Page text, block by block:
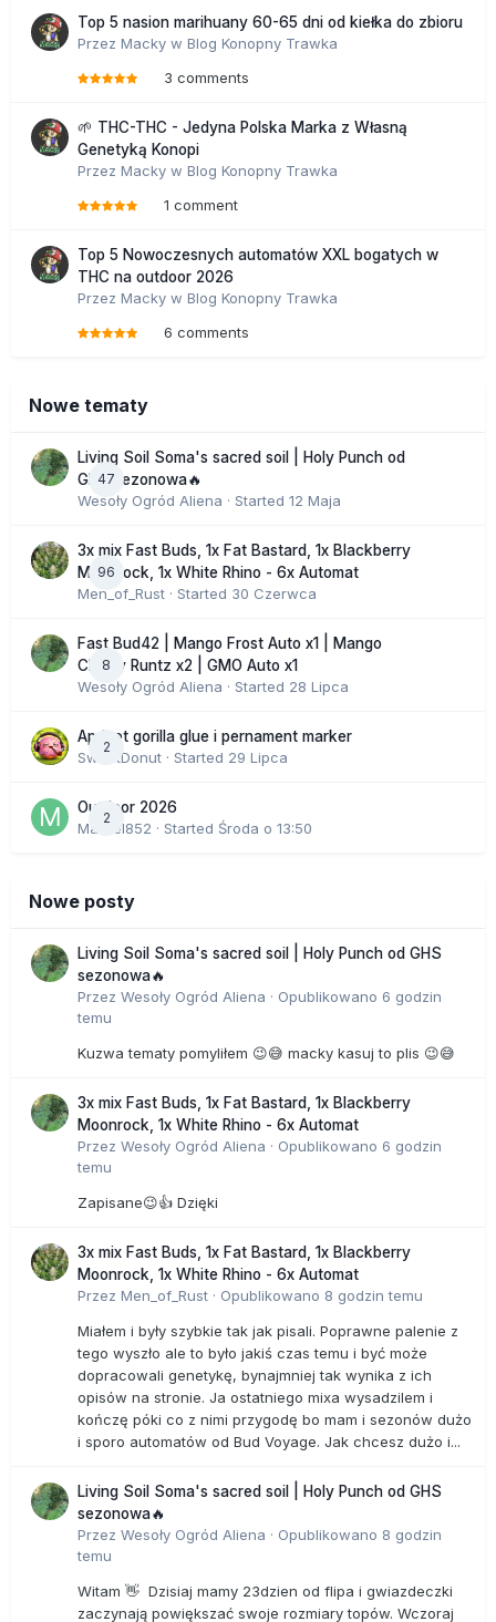
Top 5 nasion marihuany 60-65 dni od kiełka do zbioru
Przez Macky w Blog Konopny Trawka
3 comments
🌱 THC-THC - Jedyna Polska Marka z Własną
Genetyką Konopi
Przez Macky w Blog Konopny Trawka
1 comment
Top 5 Nowoczesnych automatów XXL bogatych w
THC na outdoor 2026
Przez Macky w Blog Konopny Trawka
6 comments
Nowe tematy
47
Living Soil Soma's sacred soil | Holy Punch od
GHS sezonowa🔥
Wesoły Ogród Aliena · Started 12 Maja
96
3x mix Fast Buds, 1x Fat Bastard, 1x Blackberry
Moonrock, 1x White Rhino - 6x Automat
Men_of_Rust · Started 30 Czerwca
8
Fast Bud42 | Mango Frost Auto x1 | Mango
Cherry Runtz x2 | GMO Auto x1
Wesoły Ogród Aliena · Started 28 Lipca
2
Apricot gorilla glue i pernament marker
SweetDonut · Started 29 Lipca
2
Outdoor 2026
Marcel852 · Started Środa o 13:50
Nowe posty
Living Soil Soma's sacred soil | Holy Punch od GHS
sezonowa🔥
Przez Wesoły Ogród Aliena · Opublikowano 6 godzin
temu
Kuzwa tematy pomyliłem 😉😅 macky kasuj to plis 😉😅
3x mix Fast Buds, 1x Fat Bastard, 1x Blackberry
Moonrock, 1x White Rhino - 6x Automat
Przez Wesoły Ogród Aliena · Opublikowano 6 godzin
temu
Zapisane😉👍 Dzięki
3x mix Fast Buds, 1x Fat Bastard, 1x Blackberry
Moonrock, 1x White Rhino - 6x Automat
Przez Men_of_Rust · Opublikowano 8 godzin temu
Miałem i były szybkie tak jak pisali. Poprawne palenie z
tego wyszło ale to było jakiś czas temu i być może
dopracowali genetykę, bynajmniej tak wynika z ich
opisów na stronie. Ja ostatniego mixa wysadzilem i
kończę póki co z nimi przygodę bo mam i sezonów dużo
i sporo automatów od Bud Voyage. Jak chcesz dużo i...
Living Soil Soma's sacred soil | Holy Punch od GHS
sezonowa🔥
Przez Wesoły Ogród Aliena · Opublikowano 8 godzin
temu
Witam 👋 Dzisiaj mamy 23dzien od flipa i gwiazdeczki
zaczynają powiększać swoje rozmiary topów. Wczoraj